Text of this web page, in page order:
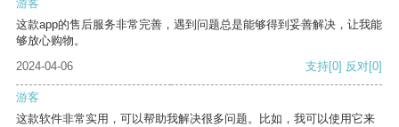
游客
这款app的售后服务非常完善，遇到问题总是能够得到妥善解决，让我能
够放心购物。
2024-04-06
支持[0] 反对[0]
游客
这款软件非常实用，可以帮助我解决很多问题。比如，我可以使用它来